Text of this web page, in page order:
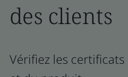
des clients
Vérifiez les certificats